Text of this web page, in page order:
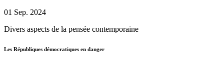
01 Sep. 2024
Divers aspects de la pensée contemporaine
Les Républiques démocratiques en danger